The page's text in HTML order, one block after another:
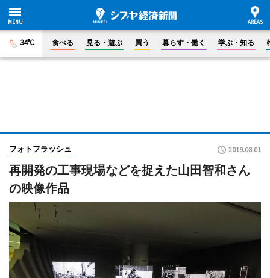
34°C 食べる 見る・遊ぶ 買う 暮らす・働く 学ぶ・知る
フォトフラッシュ 2019.08.01
再開発の工事現場などを捉えた山田智和さん
の映像作品